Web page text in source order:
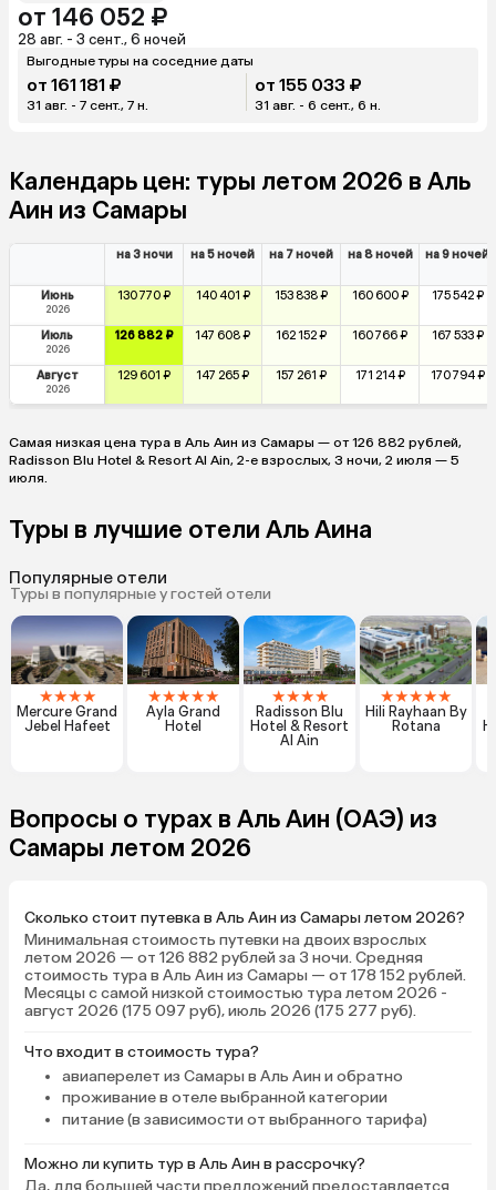
от 146 052 ₽
28 авг. - 3 сент., 6 ночей
Выгодные туры на соседние даты
от 161 181 ₽
31 авг. - 7 сент., 7 н.
от 155 033 ₽
31 авг. - 6 сент., 6 н.
Календарь цен: туры летом 2026 в Аль
Аин из Самары
на 3 ночи на 5 ночей на 7 ночей на 8 ночей на 9 ночей
Июнь
2026
130 770 ₽ 140 401 ₽ 153 838 ₽ 160 600 ₽ 175 542 ₽
Июль
2026
126 882 ₽ 147 608 ₽ 162 152 ₽ 160 766 ₽ 167 533 ₽
Август
2026
129 601 ₽ 147 265 ₽ 157 261 ₽ 171 214 ₽ 170 794 ₽
Самая низкая цена тура в Аль Аин из Самары — от 126 882 рублей,
Radisson Blu Hotel & Resort Al Ain, 2-е взрослых, 3 ночи, 2 июля — 5
июля.
Туры в лучшие отели Аль Аина
Популярные отели
Туры в популярные у гостей отели
★★★★
Mercure Grand
Jebel Hafeet
★★★★★
Ayla Grand
Hotel
★★★★
Radisson Blu
Hotel & Resort
Al Ain
★★★★★
Hili Rayhaan By
Rotana
Вопросы о турах в Аль Аин (ОАЭ) из
Самары летом 2026
Сколько стоит путевка в Аль Аин из Самары летом 2026?
Минимальная стоимость путевки на двоих взрослых
летом 2026 — от 126 882 рублей за 3 ночи. Средняя
стоимость тура в Аль Аин из Самары — от 178 152 рублей.
Месяцы с самой низкой стоимостью тура летом 2026 -
август 2026 (175 097 руб), июль 2026 (175 277 руб).
Что входит в стоимость тура?
авиаперелет из Самары в Аль Аин и обратно
проживание в отеле выбранной категории
питание (в зависимости от выбранного тарифа)
Можно ли купить тур в Аль Аин в рассрочку?